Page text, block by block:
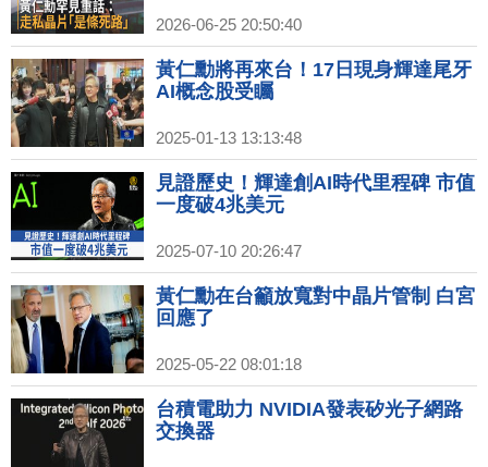
2026-06-25 20:50:40
黃仁勳將再來台！17日現身輝達尾牙
AI概念股受矚
2025-01-13 13:13:48
見證歷史！輝達創AI時代里程碑 市值
一度破4兆美元
2025-07-10 20:26:47
黃仁勳在台籲放寬對中晶片管制 白宮
回應了
2025-05-22 08:01:18
台積電助力 NVIDIA發表矽光子網路
交換器